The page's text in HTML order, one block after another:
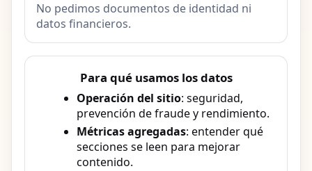
No pedimos documentos de identidad ni
datos financieros.
Para qué usamos los datos
Operación del sitio: seguridad,
prevención de fraude y rendimiento.
Métricas agregadas: entender qué
secciones se leen para mejorar
contenido.